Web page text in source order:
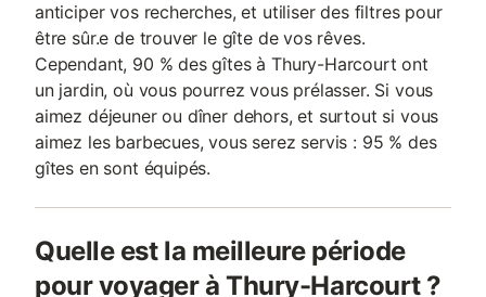
anticiper vos recherches, et utiliser des filtres pour
être sûr.e de trouver le gîte de vos rêves.
Cependant, 90 % des gîtes à Thury-Harcourt ont
un jardin, où vous pourrez vous prélasser. Si vous
aimez déjeuner ou dîner dehors, et surtout si vous
aimez les barbecues, vous serez servis : 95 % des
gîtes en sont équipés.
Quelle est la meilleure période
pour voyager à Thury-Harcourt ?